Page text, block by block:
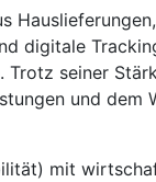
digitale
seiner
und dem
mit